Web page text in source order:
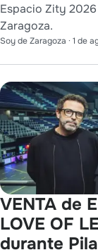
Espacio Zity
Zaragoza.
Soy de Zaragoza · 1 de
VENTA de
LOVE OF
durante